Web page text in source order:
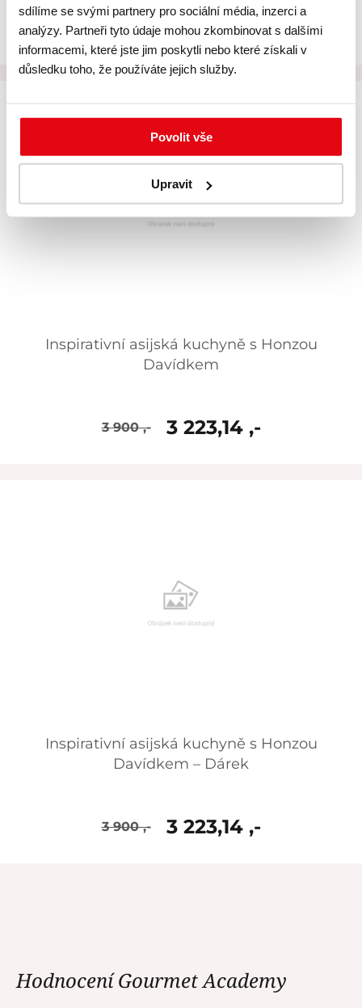
sdílíme se svými partnery pro sociální média, inzerci a
analýzy. Partneři tyto údaje mohou zkombinovat s dalšími
informacemi, které jste jim poskytli nebo které získali v
důsledku toho, že používáte jejich služby.
Povolit vše
Upravit
3 900 ,- 3 223,14 ,-
skladem
Inspirativní asijská kuchyně s Honzou
Davídkem
3 900 ,- 3 223,14 ,-
Inspirativní asijská kuchyně s Honzou
Davídkem – Dárek
3 900 ,- 3 223,14 ,-
Hodnocení Gourmet Academy